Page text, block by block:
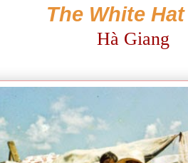
The White
Hà Giang